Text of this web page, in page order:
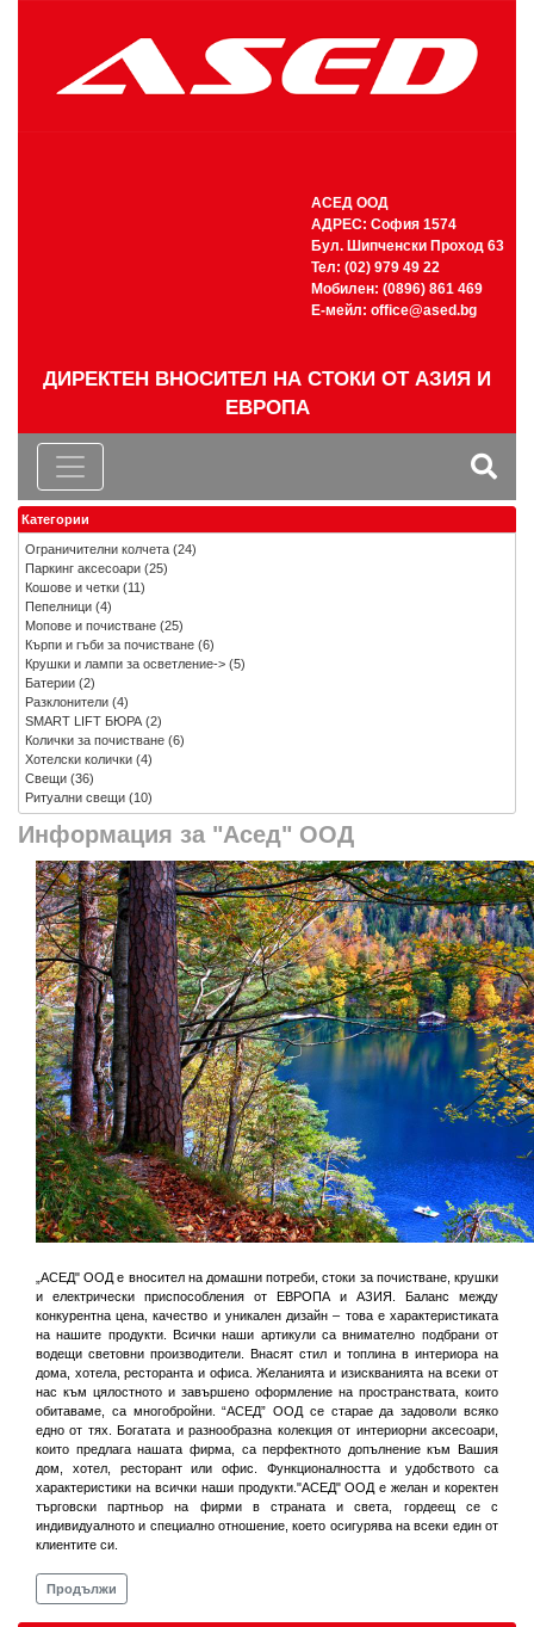
АСЕД ООД
АДРЕС: София 1574
Бул. Шипченски Проход 63
Тел: (02) 979 49 22
Мобилен: (0896) 861 469
Е-мейл: office@ased.bg
ДИРЕКТЕН ВНОСИТЕЛ НА СТОКИ ОТ АЗИЯ И
ЕВРОПА
Информация за "Асед" ООД
„АСЕД" ООД е вносител на домашни потреби, стоки за почистване, крушки
и електрически приспособления от ЕВРОПА и АЗИЯ. Баланс между
конкурентна цена, качество и уникален дизайн – това е характеристиката
на нашите продукти. Всички наши артикули са внимателно подбрани от
водещи световни производители. Внасят стил и топлина в интериора на
дома, хотела, ресторанта и офиса. Желанията и изискванията на всеки от
нас към цялостното и завършено оформление на пространствата, които
обитаваме, са многобройни. “АСЕД” ООД се старае да задоволи всяко
едно от тях. Богатата и разнообразна колекция от интериорни аксесоари,
които предлага нашата фирма, са перфектното допълнение към Вашия
дом, хотел, ресторант или офис. Функционалността и удобството са
характеристики на всички наши продукти."АСЕД" ООД е желан и коректен
търговски партньор на фирми в страната и света, гордеещ се с
индивидуалното и специално отношение, което осигурява на всеки един от
клиентите си.
Продължи
Категории
Ограничителни колчета (24)
Паркинг аксесоари (25)
Кошове и четки (11)
Пепелници (4)
Мопове и почистване (25)
Кърпи и гъби за почистване (6)
Крушки и лампи за осветление-> (5)
Батерии (2)
Разклонители (4)
SMART LIFT БЮРА(2)
Колички за почистване (6)
Хотелски колички (4)
Свещи (36)
Ритуални свещи (10)